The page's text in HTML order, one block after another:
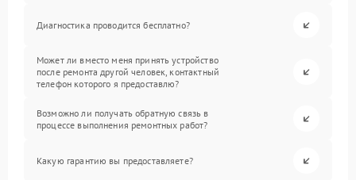
Диагностика проводится бесплатно?
Может ли вместо меня принять устройство
после ремонта другой человек, контактный
телефон которого я предоставлю?
Возможно ли получать обратную связь в
процессе выполнения ремонтных работ?
Какую гарантию вы предоставляете?